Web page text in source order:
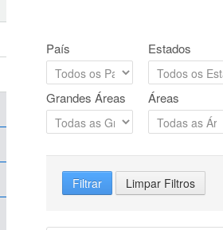
País Estados
Grandes Áreas Áreas
Filtrar Limpar Filtros